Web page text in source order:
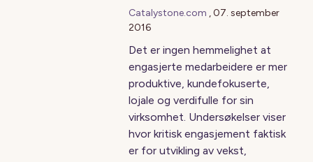
Catalystone.com ,07. september
2016
Det er ingen hemmelighet at
engasjerte medarbeidere er mer
produktive, kundefokuserte,
lojale og verdifulle for sin
virksomhet. Undersøkelser viser
hvor kritisk engasjement faktisk
er for utvikling av vekst,